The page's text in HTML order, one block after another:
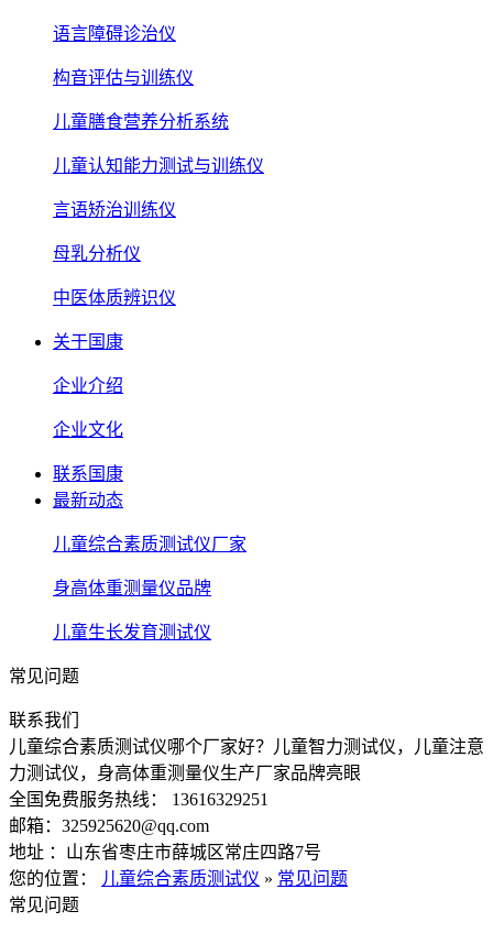
语言障碍诊治仪
构音评估与训练仪
儿童膳食营养分析系统
儿童认知能力测试与训练仪
言语矫治训练仪
母乳分析仪
中医体质辨识仪
关于国康
企业介绍
企业文化
联系国康
最新动态
儿童综合素质测试仪厂家
身高体重测量仪品牌
儿童生长发育测试仪
常见问题
联系我们
儿童综合素质测试仪哪个厂家好？儿童智力测试仪，儿童注意
力测试仪，身高体重测量仪生产厂家品牌亮眼
全国免费服务热线： 13616329251
邮箱：325925620@qq.com
地址 ：山东省枣庄市薛城区常庄四路7号
您的位置：
儿童综合素质测试仪 » 常见问题
常见问题